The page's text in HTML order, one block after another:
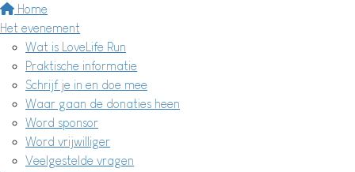
Home
Het evenement
Wat is LoveLife Run
Praktische informatie
Schrijf je in en doe mee
Waar gaan de donaties heen
Word sponsor
Word vrijwilliger
Veelgestelde vragen